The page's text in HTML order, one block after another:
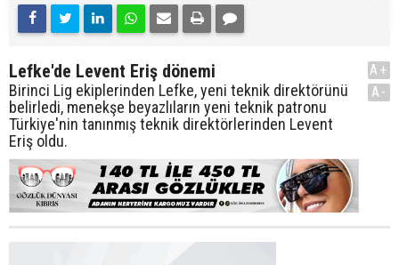
Lefke'de Levent Eriş dönemi
Birinci Lig ekiplerinden Lefke, yeni teknik direktörünü
belirledi, menekşe beyazlıların yeni teknik patronu
Türkiye'nin tanınmış teknik direktörlerinden Levent
Eriş oldu.
A+
A-